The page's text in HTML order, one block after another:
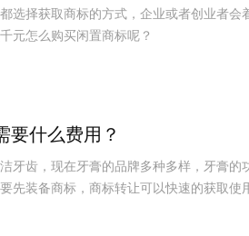
选择获取商标的方式，企业或者创业者会
元怎么购买闲置商标呢？
要什么费用？
牙齿，现在牙膏的品牌多种多样，牙膏的
先装备商标，商标转让可以快速的获取使